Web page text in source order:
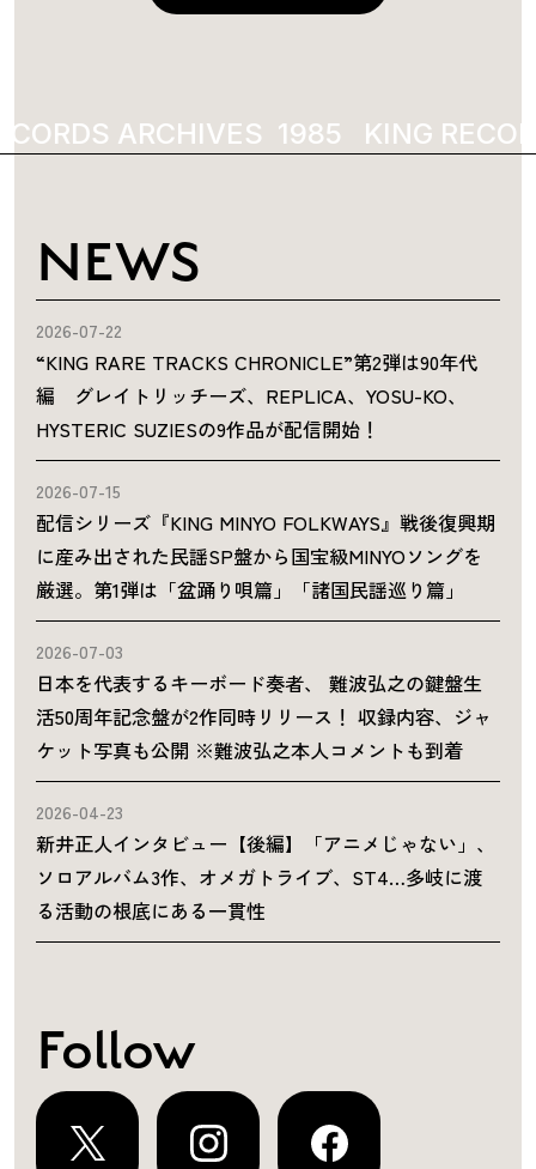
ARCHIVES 1985 KING
NEWS
2026-07-22
“KING RARE TRACKS CHRONICLE”第2弾は90年代
編 グレイトリッチーズ、REPLICA、YOSU-KO、
HYSTERIC SUZIESの9作品が配信開始！
2026-07-15
配信シリーズ『KING MINYO FOLKWAYS』戦後復興期
に産み出された民謡SP盤から国宝級MINYOソングを
厳選。第1弾は「盆踊り唄篇」「諸国民謡巡り篇」
2026-07-03
日本を代表するキーボード奏者、 難波弘之の鍵盤生
活50周年記念盤が2作同時リリース！ 収録内容、ジャ
ケット写真も公開 ※難波弘之本人コメントも到着
2026-04-23
新井正人インタビュー【後編】「アニメじゃない」、
ソロアルバム3作、オメガトライブ、ST4…多岐に渡
る活動の根底にある一貫性
Follow